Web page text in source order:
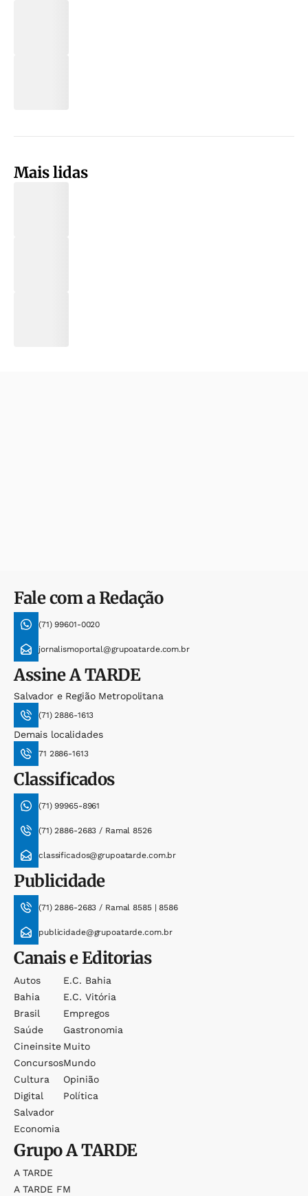
Mais lidas
Fale com a Redação
(71) 99601-0020
jornalismoportal@grupoatarde.com.br
AssineA TARDE
Salvador e Região Metropolitana
(71) 2886-1613
Demais localidades
71 2886-1613
Classificados
(71) 99965-8961
(71) 2886-2683 / Ramal 8526
classificados@grupoatarde.com.br
Publicidade
(71) 2886-2683 / Ramal 8585 | 8586
publicidade@grupoatarde.com.br
Canais e Editorias
Autos
Bahia
Brasil
Saúde
Cineinsite
Concursos
Cultura
Digital
Salvador
Economia
E.c. Bahia
E.c. Vitória
Empregos
Gastronomia
Muito
Mundo
Opinião
Política
GrupoA TARDE
A TARDE
A TARDE FM